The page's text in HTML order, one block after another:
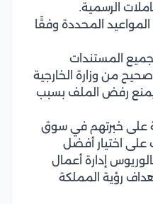
الرسمية.
المحددة وفقًا
المستندات
من وزارة الخارجية
يمنع رفض الملف بسبب
على خبرتهم في سوق
على اختيار أفضل
إدارة أعمال
رؤية المملكة